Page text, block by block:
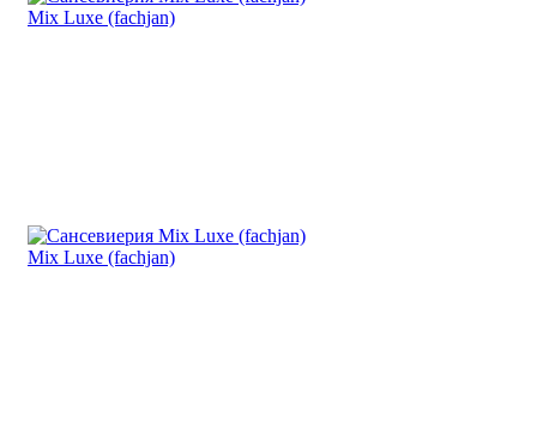
Mix Luxe (fachjan)
Mix Luxe (fachjan)